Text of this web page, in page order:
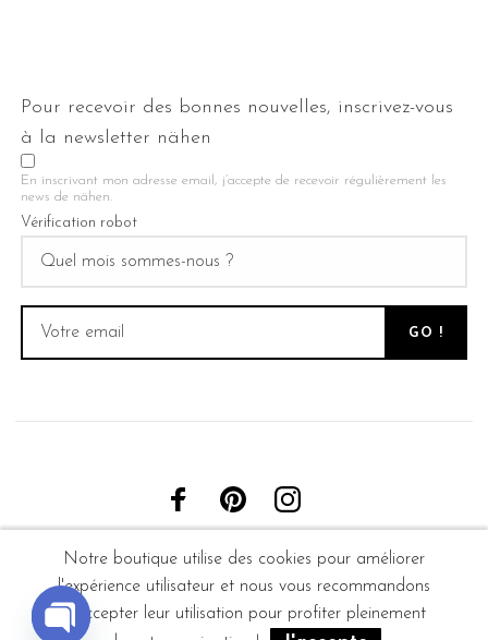
Notre boutique utilise des cookies pour améliorer
l'expérience utilisateur et nous vous recommandons
d'accepter leur utilisation pour profiter pleinement
Pour recevoir des bonnes nouvelles, inscrivez-vous
à la newsletter nähen
En inscrivant mon adresse email, j’accepte de recevoir régulièrement les
news de nähen.
Vérification robot